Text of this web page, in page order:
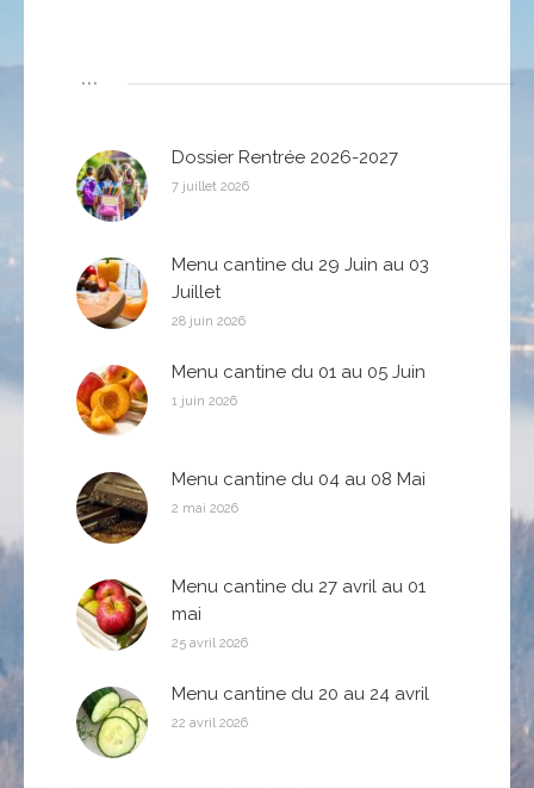
...
Dossier Rentrée 2026-2027
7 juillet 2026
Menu cantine du 29 Juin au 03
Juillet
28 juin 2026
Menu cantine du 01 au 05 Juin
1 juin 2026
Menu cantine du 04 au 08 Mai
2 mai 2026
Menu cantine du 27 avril au 01
mai
25 avril 2026
Menu cantine du 20 au 24 avril
22 avril 2026